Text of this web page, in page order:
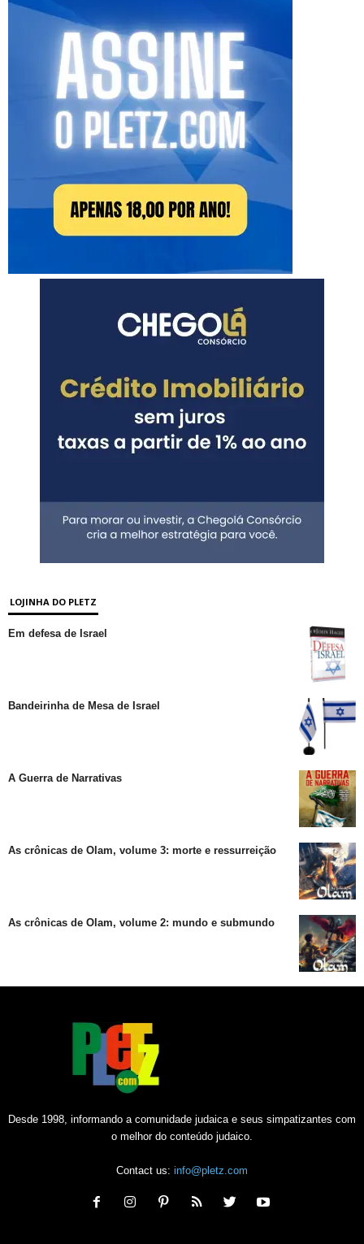
LOJINHA DO PLETZ
Em defesa de Israel
Bandeirinha de Mesa de Israel
A Guerra de Narrativas
As crônicas de Olam, volume 3: morte e ressurreição
As crônicas de Olam, volume 2: mundo e submundo
Desde 1998, informando a comunidade judaica e seus simpatizantes com
o melhor do conteúdo judaico.
Contact us: info@pletz.com